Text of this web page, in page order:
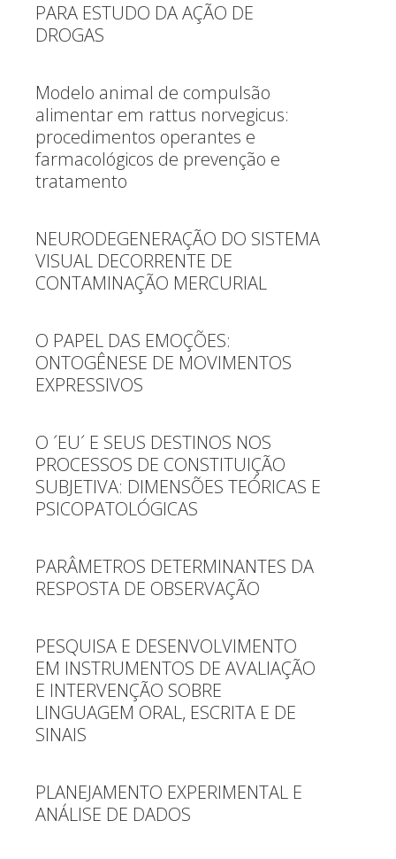
PARA ESTUDO DA AÇÃO DE
DROGAS
Modelo animal de compulsão
alimentar em rattus norvegicus:
procedimentos operantes e
farmacológicos de prevenção e
tratamento
NEURODEGENERAÇÃO DO SISTEMA
VISUAL DECORRENTE DE
CONTAMINAÇÃO MERCURIAL
O PAPEL DAS EMOÇÕES:
ONTOGÊNESE DE MOVIMENTOS
EXPRESSIVOS
O ´EU´ E SEUS DESTINOS NOS
PROCESSOS DE CONSTITUIÇÃO
SUBJETIVA: DIMENSÕES TEÓRICAS E
PSICOPATOLÓGICAS
PARÂMETROS DETERMINANTES DA
RESPOSTA DE OBSERVAÇÃO
PESQUISA E DESENVOLVIMENTO
EM INSTRUMENTOS DE AVALIAÇÃO
E INTERVENÇÃO SOBRE
LINGUAGEM ORAL, ESCRITA E DE
SINAIS
PLANEJAMENTO EXPERIMENTAL E
ANÁLISE DE DADOS